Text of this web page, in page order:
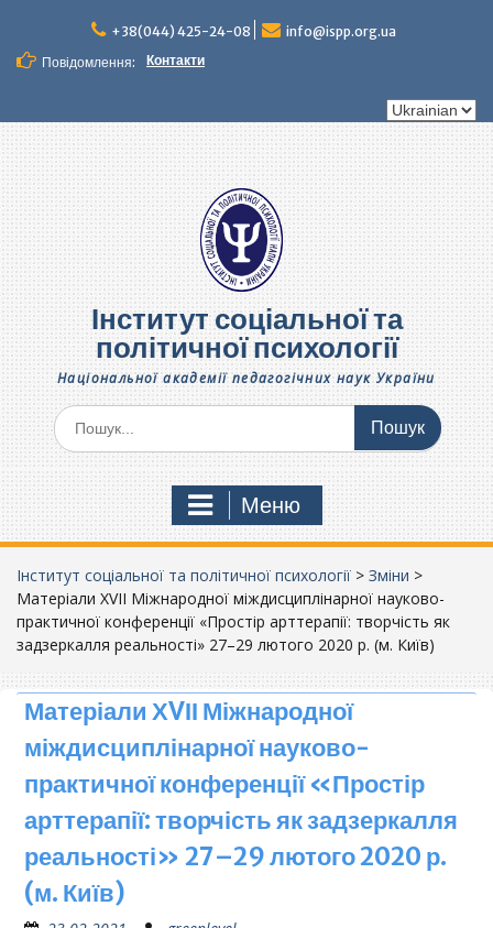
вмісту
+38(044) 425-24-08
info@ispp.org.ua
Повідомлення:
Контакти
Вибрати
Інститут соціальної та
політичної психології
Національної академії педагогічних наук України
Шукати:
Меню
Інститут соціальної та політичної психології > Зміни >
Матеріали ХVІІ Міжнародної міждисциплінарної науково-
практичної конференції «Простір арттерапії: творчість як
задзеркалля реальності» 27–29 лютого 2020 р. (м. Київ)
Матеріали ХVІІ Міжнародної
міждисциплінарної науково-
практичної конференції «Простір
арттерапії: творчість як задзеркалля
реальності» 27–29 лютого 2020 р.
(м. Київ)